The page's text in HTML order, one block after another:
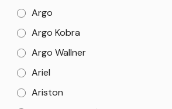
Argo
Argo Kobra
Argo Wallner
Ariel
Ariston